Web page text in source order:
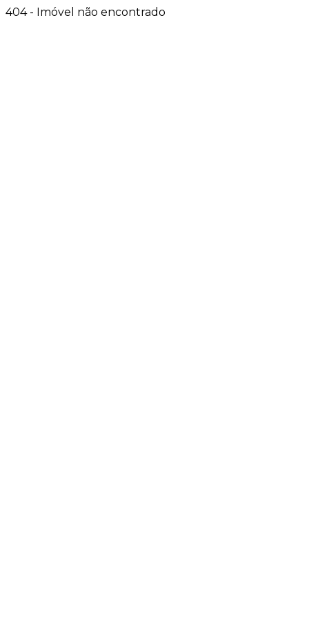
404 - Imóvel não encontrado